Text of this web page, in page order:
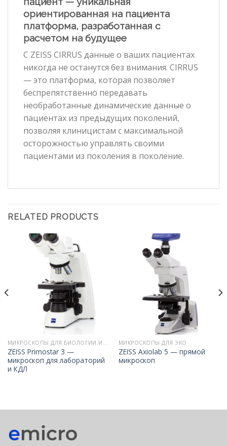
ориентированная на пациента
платформа, разработанная с
расчетом на будущее
С ZEISS CIRRUS данные о ваших пациентах
никогда не останутся без внимания. CIRRUS
— это платформа, которая позволяет
беспрепятственно передавать
необработанные динамические данные о
пациентах из предыдущих поколений,
позволяя клиницистам с максимальной
осторожностью управлять своими
пациентами из поколения в поколение.
RELATED PRODUCTS
МИКРОСКОПЫ ДЛЯ БИОЛОГИИ И МЕДИЦИНЫ
ZEISS Primostar 3 —
микроскоп для лабораторий
и КДЛ
МИКРОСКОПЫ ДЛЯ ЭКО
ZEISS Axiolab 5 — прямой
микроскоп